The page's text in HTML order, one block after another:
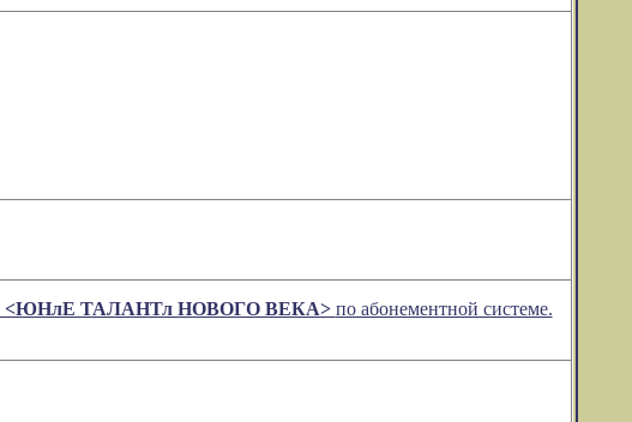
<ЮНлЕ ТАЛАНТл НОВОГО ВЕКА> по абонементной системе.